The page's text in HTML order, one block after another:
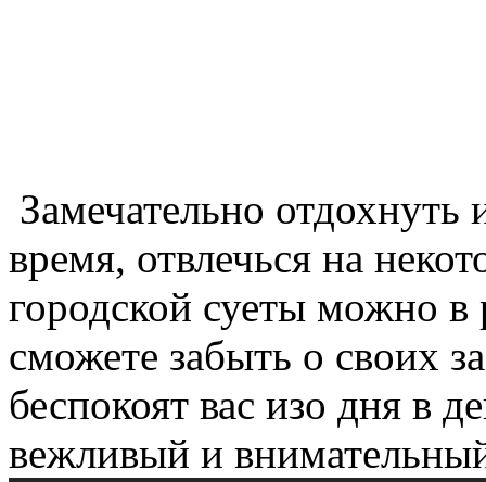
Замечательно
время, отвлечься на
городской суеты можно
сможете забыть о своих
беспокоят вас изо дня в
вежливый и